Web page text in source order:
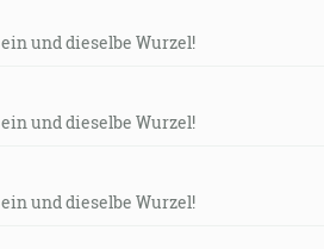
und dieselbe Wurzel!
und dieselbe Wurzel!
und dieselbe Wurzel!